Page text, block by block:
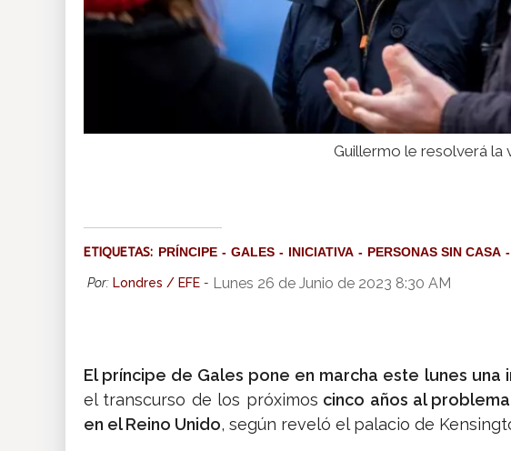
Guillermo le resolverá la
ETIQUETAS: PRÍNCIPE GALES INICIATIVA PERSONAS SIN CASA
Por: Londres / EFE - Lunes 26 de Junio de 2023 8:30 AM
El príncipe de Gales pone en marcha este lunes una
el transcurso de los próximos cinco años al
en el Reino Unido, según reveló el palacio de